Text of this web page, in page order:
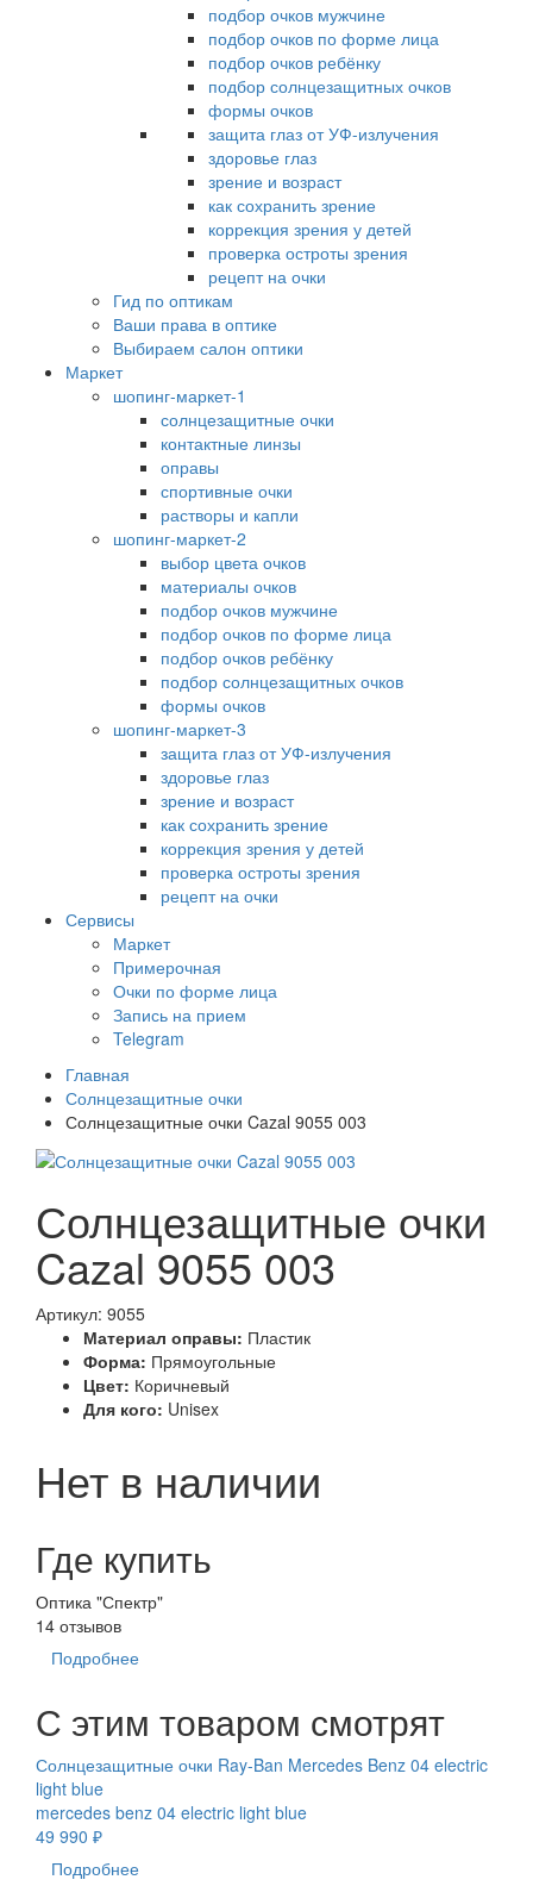
подбор очков мужчине
подбор очков по форме лица
подбор очков ребёнку
подбор солнцезащитных очков
формы очков
защита глаз от УФ-излучения
здоровье глаз
зрение и возраст
как сохранить зрение
коррекция зрения у детей
проверка остроты зрения
рецепт на очки
Гид по оптикам
Ваши права в оптике
Выбираем салон оптики
Маркет
шопинг-маркет-1
солнцезащитные очки
контактные линзы
оправы
спортивные очки
растворы и капли
шопинг-маркет-2
выбор цвета очков
материалы очков
подбор очков мужчине
подбор очков по форме лица
подбор очков ребёнку
подбор солнцезащитных очков
формы очков
шопинг-маркет-3
защита глаз от УФ-излучения
здоровье глаз
зрение и возраст
как сохранить зрение
коррекция зрения у детей
проверка остроты зрения
рецепт на очки
Сервисы
Маркет
Примерочная
Очки по форме лица
Запись на прием
Telegram
Главная
Солнцезащитные очки
Солнцезащитные очки Cazal 9055 003
Солнцезащитные очки
Cazal 9055 003
Артикул: 9055
Материал оправы: Пластик
Форма: Прямоугольные
Цвет: Коричневый
Для кого: Unisex
Нет в наличии
Где купить
Оптика "Спектр"
14 отзывов
Подробнее
С этим товаром смотрят
Солнцезащитные очки Ray-Ban Mercedes Benz 04 electric
light blue
mercedes benz 04 electric light blue
49 990 ₽
Подробнее